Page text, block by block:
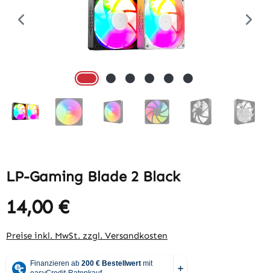
LP-Gaming Blade 2 Black
Regulärer Preis:
14,00 €
Preise inkl. MwSt. zzgl. Versandkosten